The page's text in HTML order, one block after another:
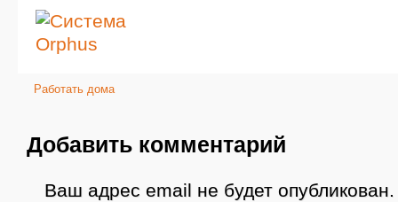
Работать дома
Добавить комментарий
Ваш адрес email не будет опубликован.